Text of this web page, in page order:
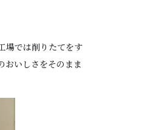
場では削りたてをす
おいしさをそのまま